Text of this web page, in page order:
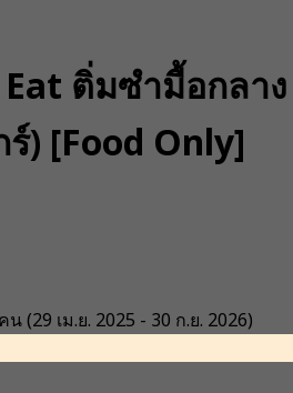
ติ่มซำมื้อกลาง
) [Food Only]
น(29 เม.ย. 2025 - 30 ก.ย. 2026)